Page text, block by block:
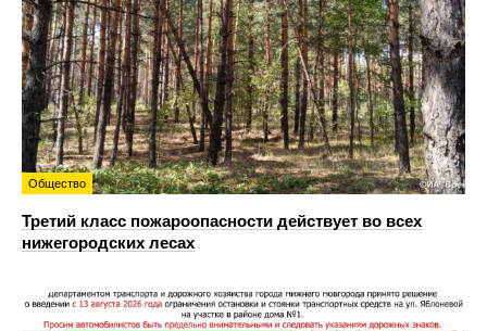
Общество
Третий класс пожароопасности действует во всех
нижегородских лесах